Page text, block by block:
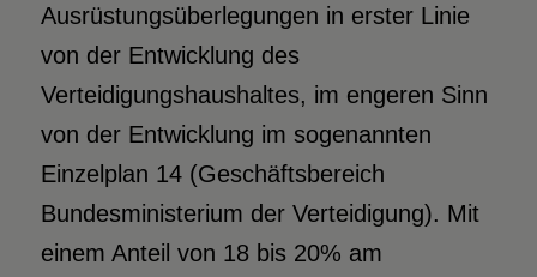
Ausrüstungsüberlegungen in erster Linie
von der Entwicklung des
Verteidigungshaushaltes, im engeren Sinn
von der Entwicklung im sogenannten
Einzelplan 14 (Geschäftsbereich
Bundesministerium der Verteidigung). Mit
einem Anteil von 18 bis 20% am